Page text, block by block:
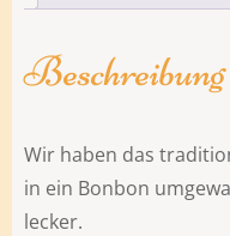
Beschreibung
Wir haben das
in ein Bonbon
lecker.